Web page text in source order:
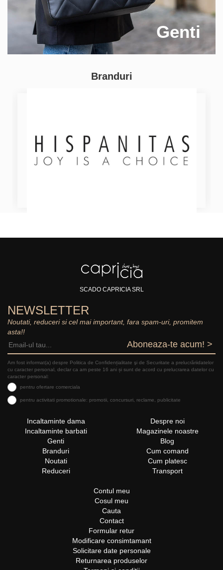
Genti
Branduri
SCADO CAPRICIA SRL
NEWSLETTER
Noutati, reduceri si cel mai important, fara spam-uri, promitem
asta!!
Aboneaza-te acum! >
Am fost informat(a) despre Politica de Confidențialitate şi de Securitate a prelucrăriidatelor
cu caracter personal, declar ca am peste 16 ani și sunt de acord cu prelucrarea datelor cu
caracter personal:
pentru ofertare comerciala
pentru activitati promotionale: promotii, concursuri, reclame, publicitate
Incaltaminte dama
Incaltaminte barbati
Genti
Branduri
Noutati
Reduceri
Despre noi
Magazinele noastre
Blog
Cum comand
Cum platesc
Transport
Contul meu
Cosul meu
Cauta
Contact
Formular retur
Modificare consimtamant
Solicitare date personale
Returnarea produselor